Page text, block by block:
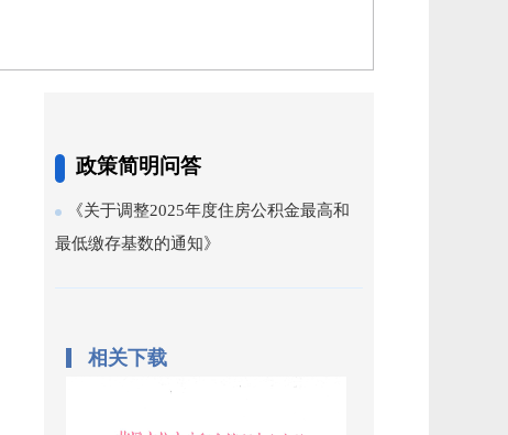
政策简明问答
《关于调整2025年度住房公积金最高和
最低缴存基数的通知》
相关下载